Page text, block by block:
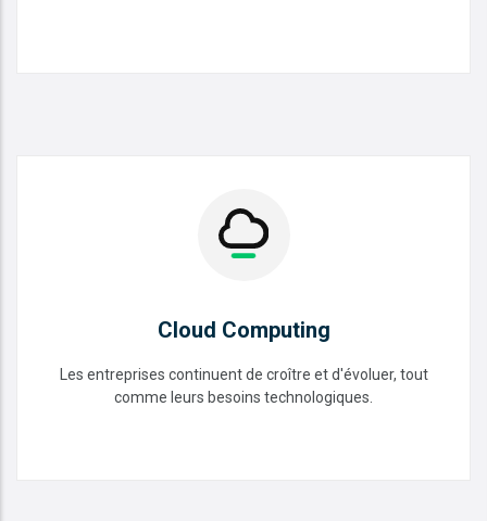
Cloud Computing
Les entreprises continuent de croître et d'évoluer, tout
comme leurs besoins technologiques.